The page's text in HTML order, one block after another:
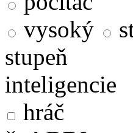
vysoký
stupeň
inteligencie
hráč